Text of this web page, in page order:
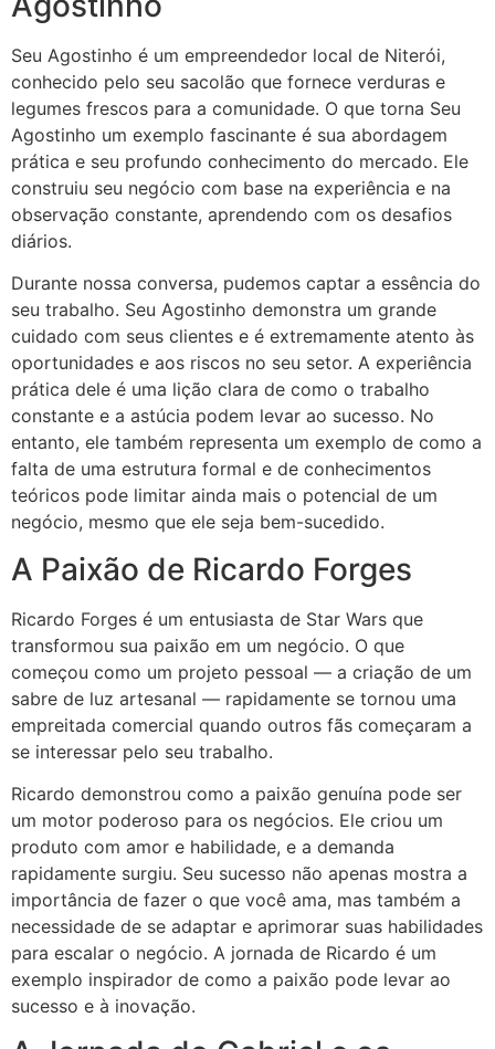
Seu Agostinho é um empreendedor local de Niterói,
conhecido pelo seu sacolão que fornece verduras e
legumes frescos para a comunidade. O que torna Seu
Agostinho um exemplo fascinante é sua abordagem
prática e seu profundo conhecimento do mercado. Ele
construiu seu negócio com base na experiência e na
observação constante, aprendendo com os desafios
diários.
Durante nossa conversa, pudemos captar a essência do
seu trabalho. Seu Agostinho demonstra um grande
cuidado com seus clientes e é extremamente atento às
oportunidades e aos riscos no seu setor. A experiência
prática dele é uma lição clara de como o trabalho
constante e a astúcia podem levar ao sucesso. No
entanto, ele também representa um exemplo de como a
falta de uma estrutura formal e de conhecimentos
teóricos pode limitar ainda mais o potencial de um
negócio, mesmo que ele seja bem-sucedido.
A Paixão de Ricardo Forges
Ricardo Forges é um entusiasta de Star Wars que
transformou sua paixão em um negócio. O que
começou como um projeto pessoal — a criação de um
sabre de luz artesanal — rapidamente se tornou uma
empreitada comercial quando outros fãs começaram a
se interessar pelo seu trabalho.
Ricardo demonstrou como a paixão genuína pode ser
um motor poderoso para os negócios. Ele criou um
produto com amor e habilidade, e a demanda
rapidamente surgiu. Seu sucesso não apenas mostra a
importância de fazer o que você ama, mas também a
necessidade de se adaptar e aprimorar suas habilidades
para escalar o negócio. A jornada de Ricardo é um
exemplo inspirador de como a paixão pode levar ao
sucesso e à inovação.